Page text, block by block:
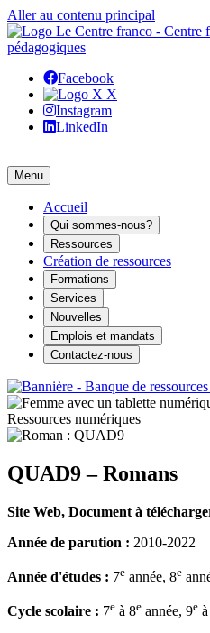
Aller au contenu principal
Facebook
X
Instagram
LinkedIn
Menu
Accueil
Qui sommes-nous?
Ressources
Création de ressources
Formations
Services
Nouvelles
Emplois et mandats
Contactez-nous
Ressources numériques
QUAD9 – Romans
Site Web, Document à
Année de parution : 2010-2022
Année d'études : 7e année, 8e
Cycle scolaire : 7e à 8e année, 9e